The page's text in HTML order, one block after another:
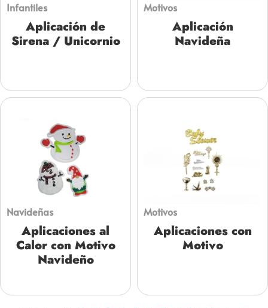
Infantiles
Aplicación de
Sirena / Unicornio
Motivos
Aplicación
Navideña
Navideñas
Aplicaciones al
Calor con Motivo
Navideño
Motivos
Aplicaciones con
Motivo